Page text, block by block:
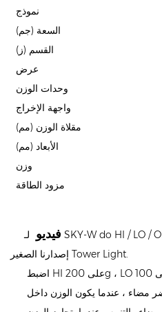
نموذج
السعة (جم)
القسم (ز)
عرض
وحدات الوزن
واجهة الإخراج
مقلاة الوزن (مم)
الأبعاد (مم)
وزن
مزود الطاقة
فيديو
لـ SKY-W do HI / LO / OK للتحقق من الوزن باستخدام
إصدارنا الصغير Tower Light.